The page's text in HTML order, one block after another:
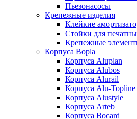
Пьезонасосы
Крепежные изделия
Клейкие
Стойки для
Крепежные
Корпуса Bopla
Корпуса Aluplan
Корпуса Alubos
Корпуса Alurail
Корпуса Alu-Topline
Корпуса Alustyle
Корпуса Arteb
Корпуса Bocard